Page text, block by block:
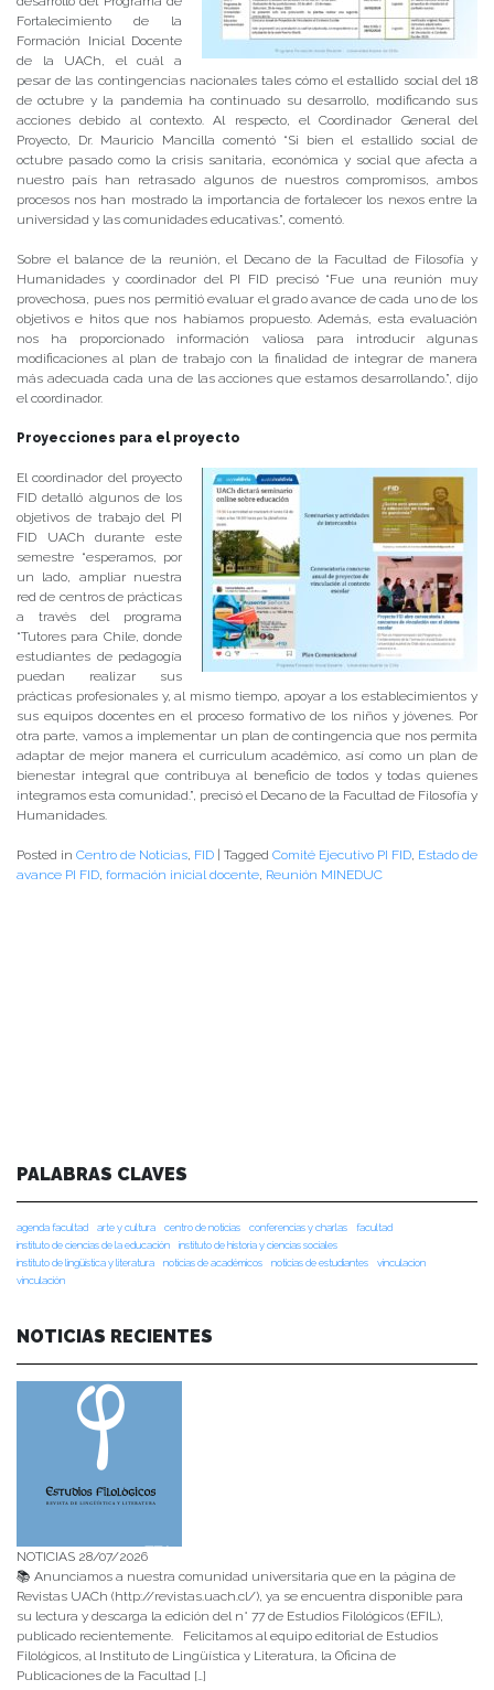
Fortalecimiento de la
Formación Inicial Docente
de la UACh, el cuál a
pesar de las contingencias nacionales tales cómo el estallido social del 18
de octubre y la pandemia ha continuado su desarrollo, modificando sus
acciones debido al contexto. Al respecto, el Coordinador General del
Proyecto, Dr. Mauricio Mancilla comentó “Si bien el estallido social de
octubre pasado como la crisis sanitaria, económica y social que afecta a
nuestro país han retrasado algunos de nuestros compromisos, ambos
procesos nos han mostrado la importancia de fortalecer los nexos entre la
universidad y las comunidades educativas.”, comentó.
Sobre el balance de la reunión, el Decano de la Facultad de Filosofía y
Humanidades y coordinador del PI FID precisó “Fue una reunión muy
provechosa, pues nos permitió evaluar el grado avance de cada uno de los
objetivos e hitos que nos habíamos propuesto. Además, esta evaluación
nos ha proporcionado información valiosa para introducir algunas
modificaciones al plan de trabajo con la finalidad de integrar de manera
más adecuada cada una de las acciones que estamos desarrollando.”, dijo
el coordinador.
Proyecciones para el proyecto
El coordinador del proyecto
FID detalló algunos de los
objetivos de trabajo del PI
FID UACh durante este
semestre “esperamos, por
un lado, ampliar nuestra
red de centros de prácticas
a través del programa
“Tutores para Chile, donde
estudiantes de pedagogía
puedan realizar sus
prácticas profesionales y, al mismo tiempo, apoyar a los establecimientos y
sus equipos docentes en el proceso formativo de los niños y jóvenes. Por
otra parte, vamos a implementar un plan de contingencia que nos permita
adaptar de mejor manera el curriculum académico, así como un plan de
bienestar integral que contribuya al beneficio de todos y todas quienes
integramos esta comunidad.”, precisó el Decano de la Facultad de Filosofía y
Humanidades.
Posted in Centro de Noticias, FID Tagged Comité Ejecutivo PI FID, Estado de
avance PI FID, formación inicial docente, Reunión MINEDUC
PALABRAS CLAVES
agenda facultad arte y cultura centro de noticias conferencias y charlas
facultad
instituto de ciencias de la educación
instituto de historia y ciencias sociales
instituto de lingüística y literatura
noticias de académicos noticias de estudiantes
vinculacion
vinculación
NOTICIAS RECIENTES
NOTICIAS 28/07/2026
📚 Anunciamos a nuestra comunidad universitaria que en la página de
Revistas UACh (http://revistas.uach.cl/), ya se encuentra disponible para
su lectura y descarga la edición del n° 77 de Estudios Filológicos (EFIL),
publicado recientemente. Felicitamos al equipo editorial de Estudios
Filológicos, al Instituto de Lingüística y Literatura, la Oficina de
Publicaciones de la Facultad […]